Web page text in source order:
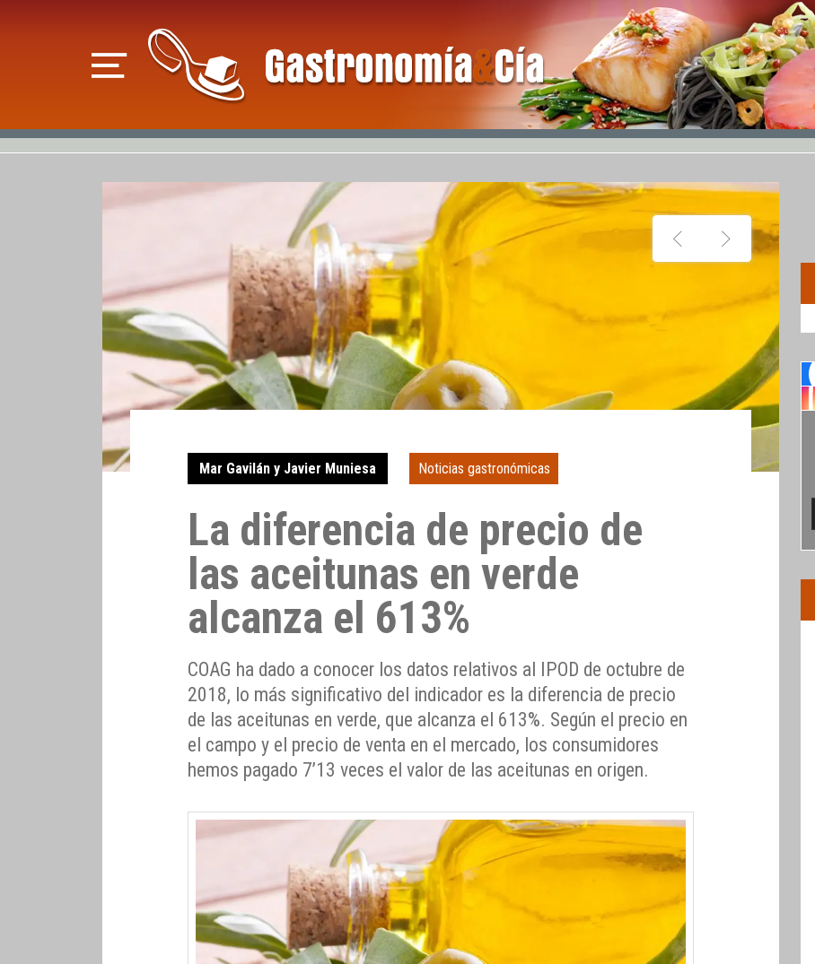
Mar Gavilán y Javier Muniesa Noticias gastronómicas
La diferencia de precio de
las aceitunas en verde
alcanza el 613%
COAG ha dado a conocer los datos relativos al IPOD de octubre de
2018, lo más significativo del indicador es la diferencia de precio
de las aceitunas en verde, que alcanza el 613%. Según el precio en
el campo y el precio de venta en el mercado, los consumidores
hemos pagado 7’13 veces el valor de las aceitunas en origen.